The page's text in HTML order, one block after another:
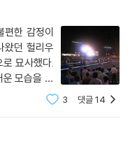
한 감정이
왔던 헐리우
묘사했다.
모습을 하
이었다. 흥행
대한 공포로
3 댓글14